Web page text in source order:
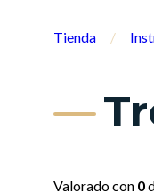
Tienda /
Valorado con 0